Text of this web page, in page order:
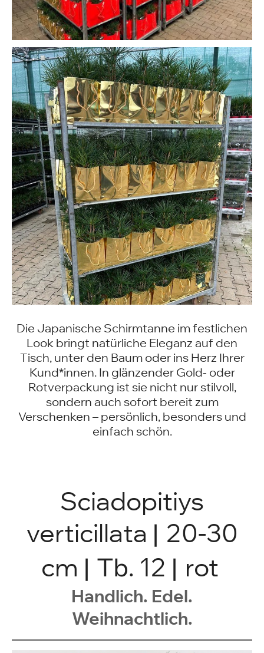
Die Japanische Schirmtanne im festlichen
Look bringt natürliche Eleganz auf den
Tisch, unter den Baum oder ins Herz Ihrer
Kund*innen. In glänzender Gold- oder
Rotverpackung ist sie nicht nur stilvoll,
sondern auch sofort bereit zum
Verschenken – persönlich, besonders und
einfach schön.
Sciadopitiys
verticillata | 20-30
cm | Tb. 12 | rot
Handlich. Edel.
Weihnachtlich.